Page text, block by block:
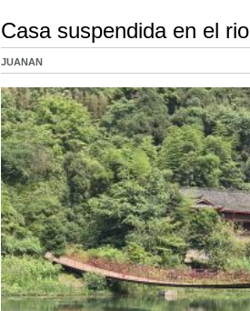
Casa suspendida en el rio
JUANAN